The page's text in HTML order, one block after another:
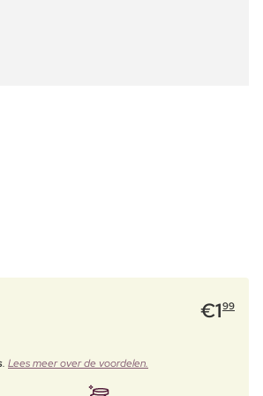
€199
. Lees meer over de voordelen.